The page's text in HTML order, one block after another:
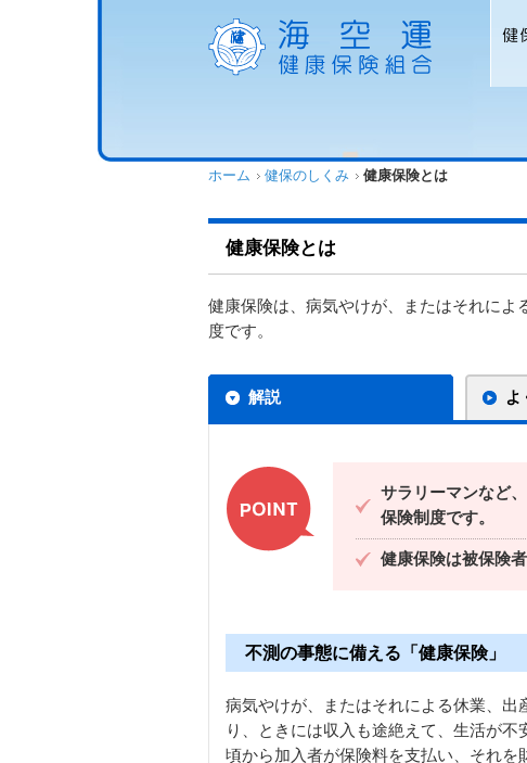
ホーム 健保のしくみ 健康保険とは
健康保険とは
健康保険は、病気やけが、またはそれによ
度です。
解説 よ
サラリーマンなど
保険制度です。
健康保険は被保険
不測の事態に備える「健康保険」
病気やけが、またはそれによる休業、
り、ときには収入も途絶えて、生活が
頃から加入者が保険料を支払い、それを